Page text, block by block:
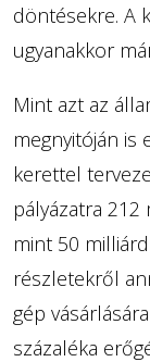
döntésekre. A
ugyanakkor
Mint azt az
megnyitóján is
kerettel
pályázatra
mint 50
részletekről
gép
százaléka